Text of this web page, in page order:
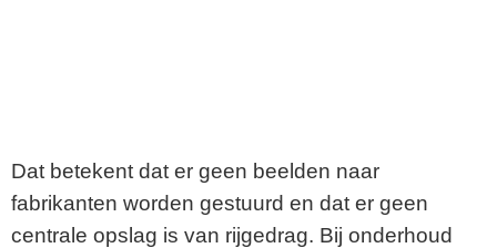
Dat betekent dat er geen beelden naar
fabrikanten worden gestuurd en dat er geen
centrale opslag is van rijgedrag. Bij onderhoud